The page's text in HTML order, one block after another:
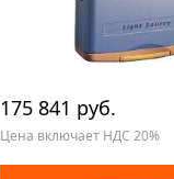
175 841 руб.
Цена включает НДС 20%